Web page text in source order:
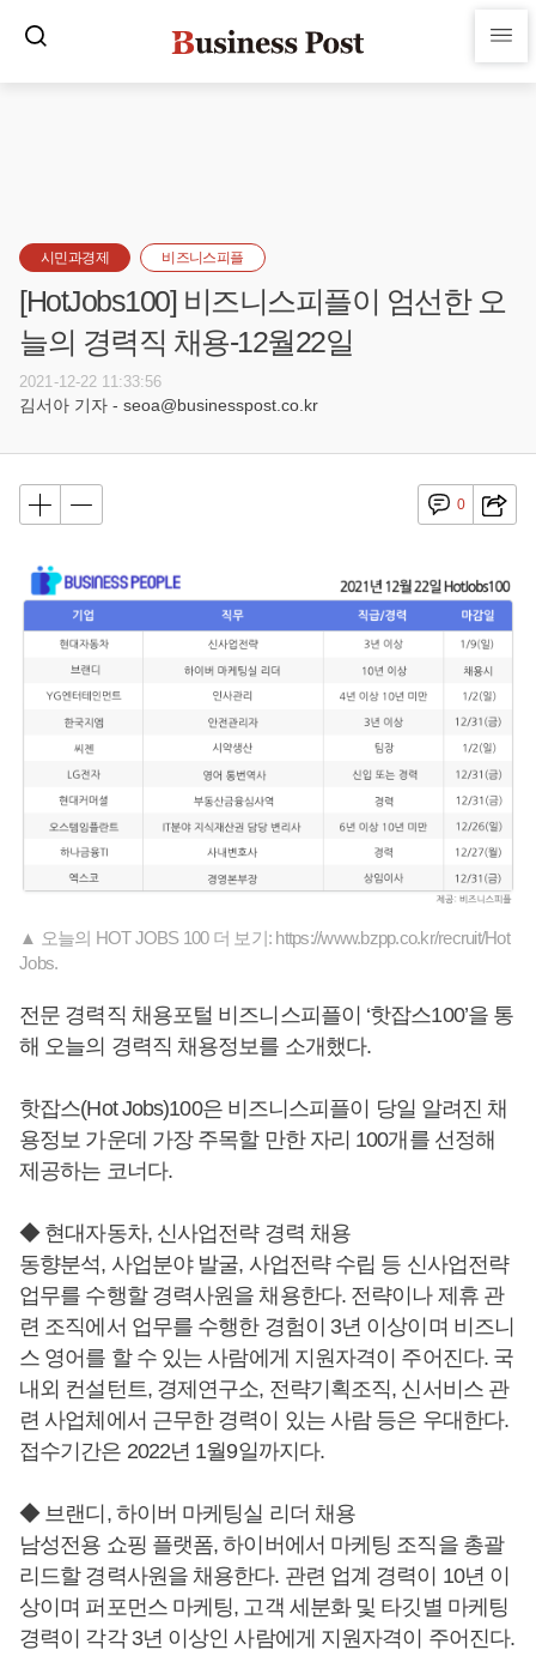
시민과경제 비즈니스피플
[HotJobs100] 비즈니스피플이 엄선한 오
늘의 경력직 채용-12월22일
2021-12-22 11:33:56
김서아 기자 - seoa@businesspost.co.kr
0
▲ 오늘의 HOT JOBS 100 더 보기: https://www.bzpp.co.kr/recruit/Hot
Jobs.
전문 경력직 채용포털 비즈니스피플이 ‘핫잡스100’을 통
해 오늘의 경력직 채용정보를 소개했다.
핫잡스(Hot Jobs)100은 비즈니스피플이 당일 알려진 채
용정보 가운데 가장 주목할 만한 자리 100개를 선정해
제공하는 코너다.
◆ 현대자동차, 신사업전략 경력 채용
동향분석, 사업분야 발굴, 사업전략 수립 등 신사업전략
업무를 수행할 경력사원을 채용한다. 전략이나 제휴 관
련 조직에서 업무를 수행한 경험이 3년 이상이며 비즈니
스 영어를 할 수 있는 사람에게 지원자격이 주어진다. 국
내외 컨설턴트, 경제연구소, 전략기획조직, 신서비스 관
련 사업체에서 근무한 경력이 있는 사람 등은 우대한다.
접수기간은 2022년 1월9일까지다.
◆ 브랜디, 하이버 마케팅실 리더 채용
남성전용 쇼핑 플랫폼, 하이버에서 마케팅 조직을 총괄
리드할 경력사원을 채용한다. 관련 업계 경력이 10년 이
상이며 퍼포먼스 마케팅, 고객 세분화 및 타깃별 마케팅
경력이 각각 3년 이상인 사람에게 지원자격이 주어진다.